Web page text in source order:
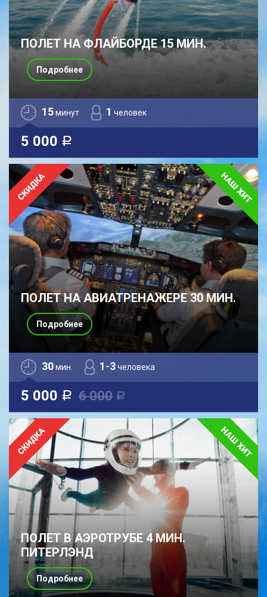
ПОЛЕТ НА ФЛАЙБОРДЕ 15 МИН.
15минут 1 человек
5 000 a
Подробнее
ПОЛЕТ НА АВИАТРЕНАЖЕРЕ 30 МИН.
30мин. 1-3человека
5 000 a 6 000 a
Подробнее
ПОЛЕТ В АЭРОТРУБЕ 4 МИН.
ПИТЕРЛЭНД
Подробнее